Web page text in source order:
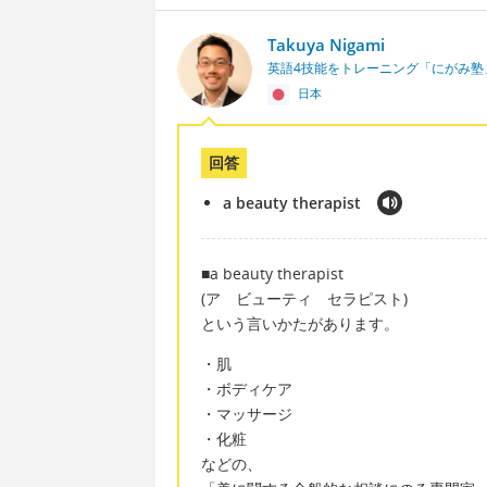
Takuya Nigami
英語4技能をトレーニング「にがみ塾
日本
回答
a beauty therapist
■a beauty therapist
(ア ビューティ セラピスト)
という言いかたがあります。
・肌
・ボディケア
・マッサージ
・化粧
などの、